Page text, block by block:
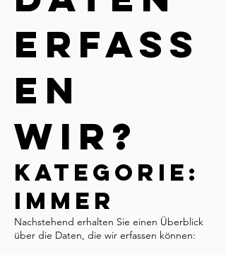
erfass
en
wir?
Kategorie:
Immer
Nachstehend erhalten Sie einen Überblick
über die Daten, die wir erfassen können: